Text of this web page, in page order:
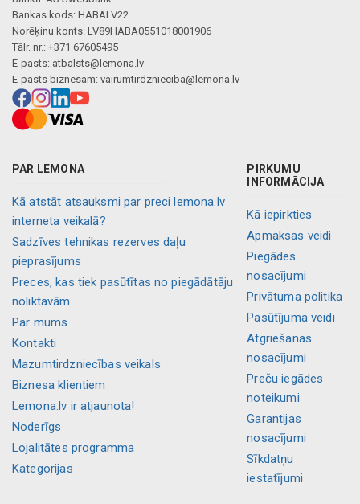
Bankas kods: HABALV22
Norēķinu konts: LV89HABA0551018001906
Tālr. nr.: +371 67605495
E-pasts: atbalsts@lemona.lv
E-pasts biznesam: vairumtirdznieciba@lemona.lv
PAR LEMONA
Kā atstāt atsauksmi par preci lemona.lv
interneta veikalā?
Sadzīves tehnikas rezerves daļu
pieprasījums
Preces, kas tiek pasūtītas no piegādātāju
noliktavām
Par mums
Kontakti
Mazumtirdzniecības veikals
Biznesa klientiem
Lemona.lv ir atjaunota!
Noderīgs
Lojalitātes programma
Kategorijas
PIRKUMU
INFORMĀCIJA
Kā iepirkties
Apmaksas veidi
Piegādes
nosacījumi
Privātuma politika
Pasūtījuma veidi
Atgriešanas
nosacījumi
Preču iegādes
noteikumi
Garantijas
nosacījumi
Sīkdatņu
iestatījumi